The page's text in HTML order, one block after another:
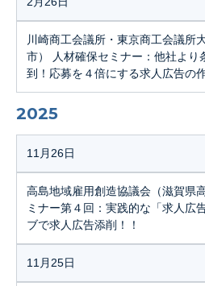
川崎商工会議所・東京商工会議所
市） 人材確保セミナー：他社より
到！応募を４倍にする求人広告の
2025
11月26日
高島地域雇用創造協議会（滋賀
ミナー第４回：実践的な「求人広
ブで求人広告添削！！
11月25日